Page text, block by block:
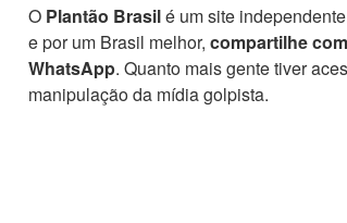
O Plantão Brasilé um site
e por um Brasil melhor, compartilhe
WhatsApp. Quanto mais gente tiver
manipulação da mídia golpista.